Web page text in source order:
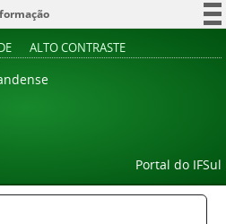
ALTO CONTRASTE
Portal do IFSul